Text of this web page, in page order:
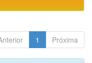
1 Próxima